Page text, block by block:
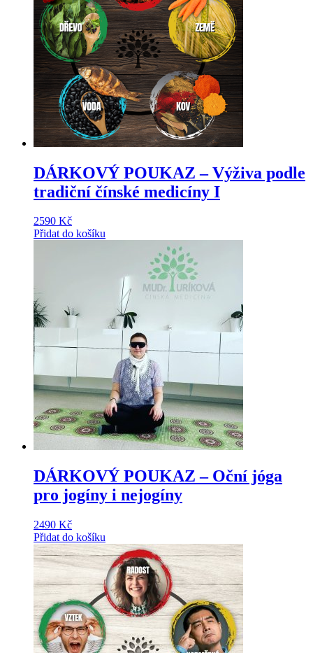
DÁRKOVÝ POUKAZ – Výživa podle
tradiční čínské medicíny I
2590 Kč
Přidat do košíku
DÁRKOVÝ POUKAZ – Oční jóga
pro jogíny i nejogíny
2490 Kč
Přidat do košíku